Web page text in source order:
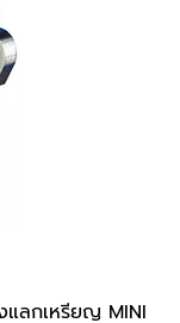
แลกเหรียญ MINI